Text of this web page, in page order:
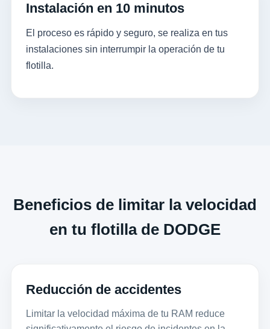
Instalación en 10 minutos
El proceso es rápido y seguro, se realiza en tus
instalaciones sin interrumpir la operación de tu
flotilla.
Beneficios de limitar la velocidad
en tu flotilla de DODGE
Reducción de accidentes
Limitar la velocidad máxima de tu RAM reduce